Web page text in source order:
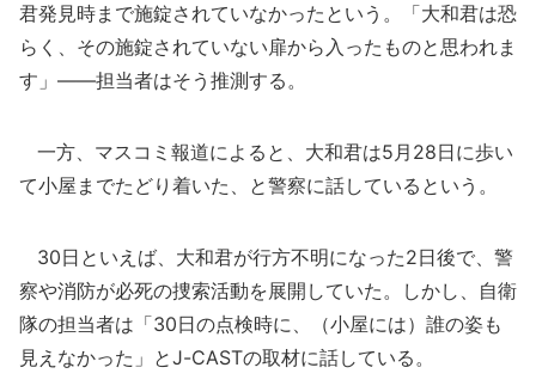
君発見時まで施錠されていなかったという。「大和君は恐
らく、その施錠されていない扉から入ったものと思われま
す」――担当者はそう推測する。
一方、マスコミ報道によると、大和君は5月28日に歩い
て小屋までたどり着いた、と警察に話しているという。
30日といえば、大和君が行方不明になった2日後で、警
察や消防が必死の捜索活動を展開していた。しかし、自衛
隊の担当者は「30日の点検時に、（小屋には）誰の姿も
見えなかった」とJ-CASTの取材に話している。